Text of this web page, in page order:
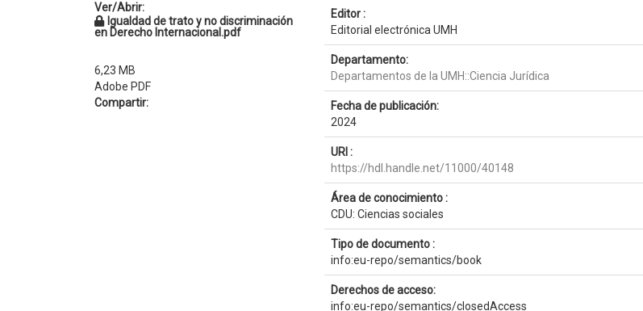
Ver/Abrir:
Igualdad de trato y no discriminación
en Derecho Internacional.pdf
6,23 MB
Adobe PDF
Compartir:
Editor :
Editorial electrónica UMH
Departamento:
Departamentos de la UMH::Ciencia Jurídica
Fecha de publicación:
2024
URI :
https://hdl.handle.net/11000/40148
Área de conocimiento :
CDU: Ciencias sociales
Tipo de documento :
info:eu-repo/semantics/book
Derechos de acceso:
info:eu-repo/semantics/closedAccess